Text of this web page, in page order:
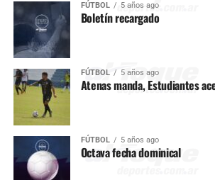
FÚTBOL 5 años ago
Boletín recargado
FÚTBOL 5 años ago
Atenas manda, Estudiantes
FÚTBOL 5 años ago
Octava fecha dominical